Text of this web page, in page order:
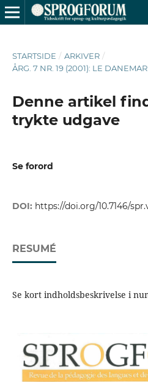
STARTSIDE / ARKIVER /
ÅRG. 7 NR. 19 (2001): LE
Denne artikel
trykte udgave
Se forord
DOI: https://doi.org/10.7146/
RESUMÉ
Se kort indholdsbeskrivelse i